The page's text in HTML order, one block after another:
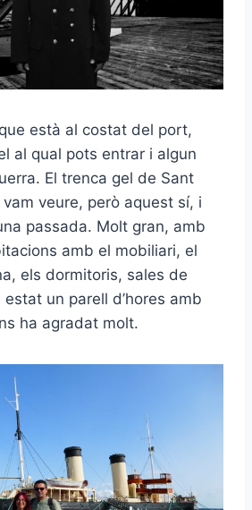
està al costat del port,
al qual pots entrar i algun
El trenca gel de Sant
veure, però aquest sí, i
passada. Molt gran, amb
amb el mobiliari, el
els dormitoris, sales de
un parell d’hores amb
ha agradat molt.